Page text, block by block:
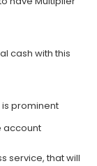
cash with this
prominent
account
service, that will